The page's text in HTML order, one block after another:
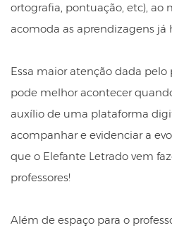
ortografia, pontuação, etc),
acomoda as aprendizagens já
Essa maior atenção dada pelo
pode melhor acontecer
auxílio de uma plataforma
acompanhar e evidenciar a
que o Elefante Letrado vem
professores!
Além de espaço para o